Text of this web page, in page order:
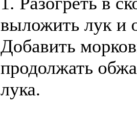
выложить лук и
Добавить
продолжать
лука.